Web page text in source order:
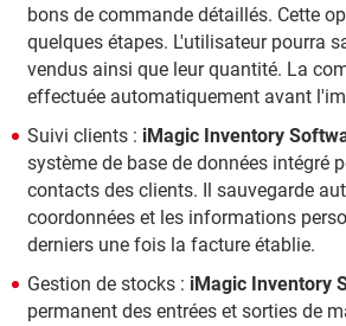
bons de commande détaillés. Cette
quelques étapes. L'utilisateur pourra
vendus ainsi que leur quantité. La
effectuée automatiquement avant
Suivi clients : iMagic Inventory
système de base de données intégré
contacts des clients. Il sauvegarde
coordonnées et les informations
derniers une fois la facture établie.
Gestion de stocks : iMagic Inventory
permanent des entrées et sorties de